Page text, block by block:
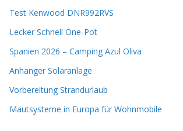
Test Kenwood DNR992RVS
Lecker Schnell One-Pot
Spanien 2026 – Camping Azul Oliva
Anhänger Solaranlage
Vorbereitung Strandurlaub
Mautsysteme in Europa für Wohnmobile